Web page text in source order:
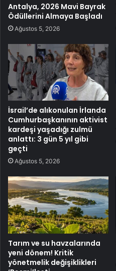
Antalya, 2026 Mavi Bayrak
Ödüllerini Almaya Başladı
Ağustos 5, 2026
İsrail’de alıkonulan İrlanda
Cumhurbaşkanının aktivist
kardeşi yaşadığı zulmü
anlattı: 3 gün 5 yıl gibi
geçti
Ağustos 5, 2026
Tarım ve su havzalarında
yeni dönem! Kritik
yönetmelik değişiklikleri